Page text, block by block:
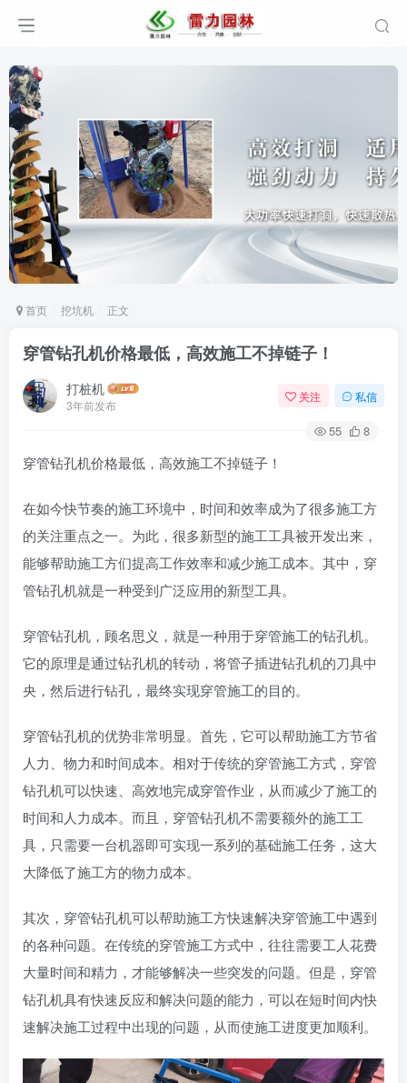
首页 挖坑机 正文
穿管钻孔机价格最低，高效施工不掉链子！
打桩机
3年前发布
关注 私信
55 8
穿管钻孔机价格最低，高效施工不掉链子！
在如今快节奏的施工环境中，时间和效率成为了很多施工方
的关注重点之一。为此，很多新型的施工工具被开发出来，
能够帮助施工方们提高工作效率和减少施工成本。其中，穿
管钻孔机就是一种受到广泛应用的新型工具。
穿管钻孔机，顾名思义，就是一种用于穿管施工的钻孔机。
它的原理是通过钻孔机的转动，将管子插进钻孔机的刀具中
央，然后进行钻孔，最终实现穿管施工的目的。
穿管钻孔机的优势非常明显。首先，它可以帮助施工方节省
人力、物力和时间成本。相对于传统的穿管施工方式，穿管
钻孔机可以快速、高效地完成穿管作业，从而减少了施工的
时间和人力成本。而且，穿管钻孔机不需要额外的施工工
具，只需要一台机器即可实现一系列的基础施工任务，这大
大降低了施工方的物力成本。
其次，穿管钻孔机可以帮助施工方快速解决穿管施工中遇到
的各种问题。在传统的穿管施工方式中，往往需要工人花费
大量时间和精力，才能够解决一些突发的问题。但是，穿管
钻孔机具有快速反应和解决问题的能力，可以在短时间内快
速解决施工过程中出现的问题，从而使施工进度更加顺利。